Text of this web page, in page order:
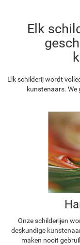
Elk
Elk schilderij wordt
kunstenaars. We
Onze schilderijen
deskundige
maken nooit